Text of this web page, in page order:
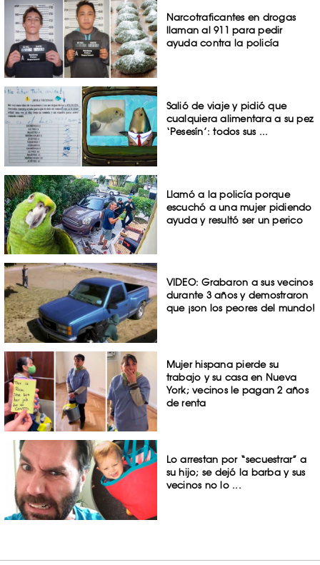
Narcotraficantes en drogas
llaman al 911 para pedir
ayuda contra la policía
Salió de viaje y pidió que
cualquiera alimentara a su pez
‘Pesesín’: todos sus ...
Llamó a la policía porque
escuchó a una mujer pidiendo
ayuda y resultó ser un perico
VIDEO: Grabaron a sus vecinos
durante 3 años y demostraron
que ¡son los peores del mundo!
Mujer hispana pierde su
trabajo y su casa en Nueva
York; vecinos le pagan 2 años
de renta
Lo arrestan por “secuestrar” a
su hijo; se dejó la barba y sus
vecinos no lo ...